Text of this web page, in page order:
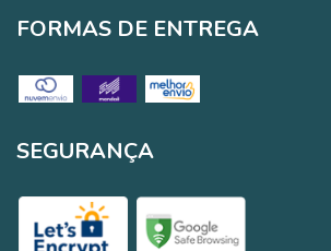
FORMAS DE ENTREGA
SEGURANÇA